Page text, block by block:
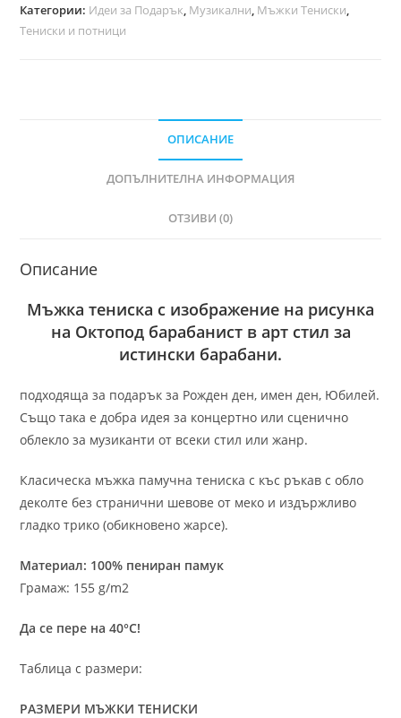
Категории: Идеи за Подарък, Музикални, Мъжки Тениски,
Тениски и потници
ОПИСАНИЕ
ДОПЪЛНИТЕЛНА ИНФОРМАЦИЯ
ОТЗИВИ (0)
Описание
Мъжка тениска с изображение на рисунка
на Октопод барабанист в арт стил за
истински барабани.
подходяща за подарък за Рожден ден, имен ден, Юбилей.
Също така е добра идея за концертно или сценично
облекло за музиканти от всеки стил или жанр.
Класическа мъжка памучна тениска с къс ръкав с обло
деколте без странични шевове от меко и издържливо
гладко трико (обикновено жарсе).
Материал: 100% пениран памук
Грамаж: 155 g/m2
Да се пере на 40°C!
Таблица с размери:
РАЗМЕРИ МЪЖКИ ТЕНИСКИ